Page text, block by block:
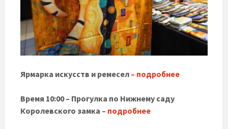
Ярмарка искусств и ремесел – подробнее
Время 10:00 – Прогулка по Нижнему саду
Королевского замка – подробнее